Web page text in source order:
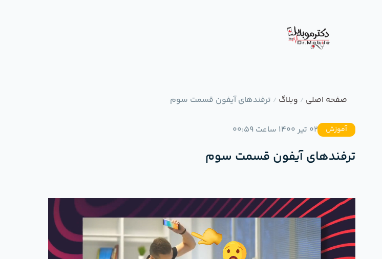
صفحه اصلی / وبلاگ / ترفندهای آیفون قسمت سوم
آموزش 02 تیر 1400 ساعت 00:59
ترفندهای آیفون قسمت سوم